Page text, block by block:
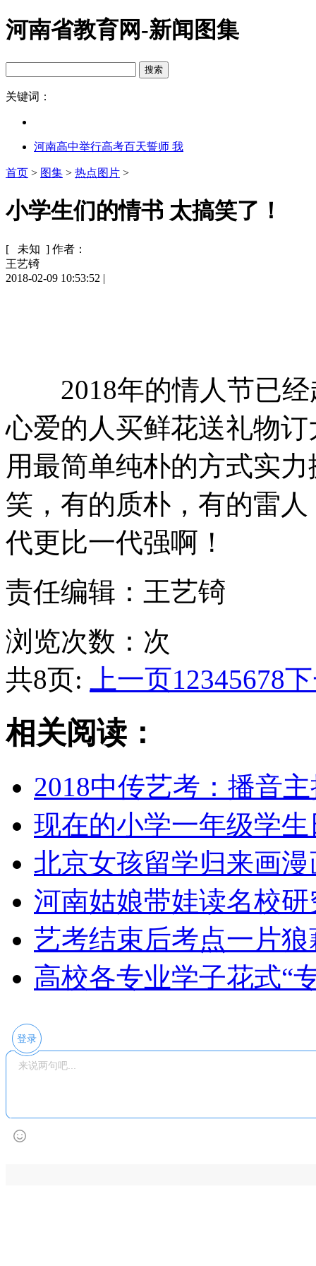
河南省教育网-新闻图集
关键词：
河南高中举行高考百天誓师 我
首页 > 图集 > 热点图片 >
小学生们的情书 太搞笑了！
[ 未知 ] 作者：
王艺锜
2018-02-09 10:53:52 |
2018年的情人节已经
心爱的人买鲜花送礼物
用最简单纯朴的方式实
笑，有的质朴，有的雷
代更比一代强啊！
责任编辑：王艺锜
浏览次数： 次
共8页:
上一页12345678
相关阅读：
2018中传艺考：播音
现在的小学一年级学
北京女孩留学归来画
河南姑娘带娃读名校
艺考结束后考点一片
高校各专业学子花式“
登录